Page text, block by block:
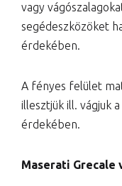
vagy
segédeszközöket
érdekében.
A fényes felület
illesztjük ill. vágjuk
érdekében.
Maserati Grecale